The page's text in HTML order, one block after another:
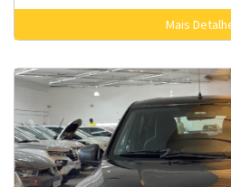
Mais